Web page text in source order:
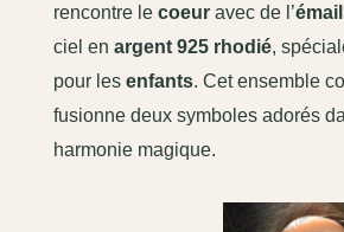
rencontre le coeuravec de l’
ciel en argent 925 rhodié,
pour les enfants. Cet ensemble
fusionne deux symboles adorés
harmonie magique.